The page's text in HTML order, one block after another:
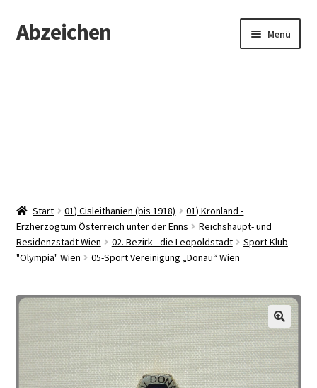
Zur
Navigation
Zum
Inhalt
Abzeichen Menü
Start 01) Cisleithanien (bis 1918)
01) Kronland -
Erzherzogtum Österreich unter der Enns
Reichshaupt- und
Residenzstadt Wien
02. Bezirk - die Leopoldstadt
Sport Klub
"Olympia" Wien
05-Sport Vereinigung „Donau“ Wien